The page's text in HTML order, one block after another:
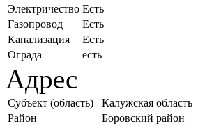
Электричество Есть
Газопровод
Есть
Канализация
Есть
Ограда
есть
Адрес
Субъект (область)
Калужская область
Район
Боровский район